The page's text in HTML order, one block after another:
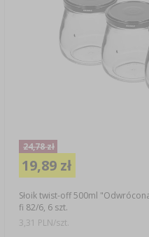
Słoik twist-off 500ml
fi 82/6, 6 szt.
24,78 zł
19,89 zł
3,31 PLN/szt.